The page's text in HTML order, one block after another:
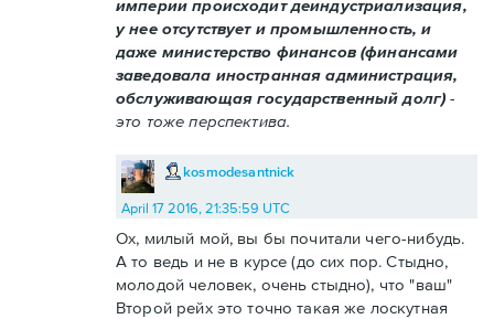
империи происходит деиндустриализация,
у нее отсутствует и промышленность, и
даже министерство финансов (финансами
заведовала иностранная администрация,
обслуживающая государственный долг)-
это тоже перспектива.
kosmodesantnick
April 17 2016, 21:35:59 UTC
Ох, милый мой, вы бы почитали чего-нибудь.
А то ведь и не в курсе (до сих пор. Стыдно,
молодой человек, очень стыдно), что "ваш"
Второй рейх это точно такая же лоскутная